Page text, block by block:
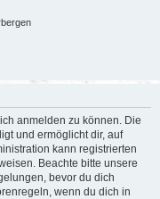
anmelden zu können. Die
und ermöglicht dir, auf
kann registrierten
Beachte bitte unsere
bevor du dich
wenn du dich in